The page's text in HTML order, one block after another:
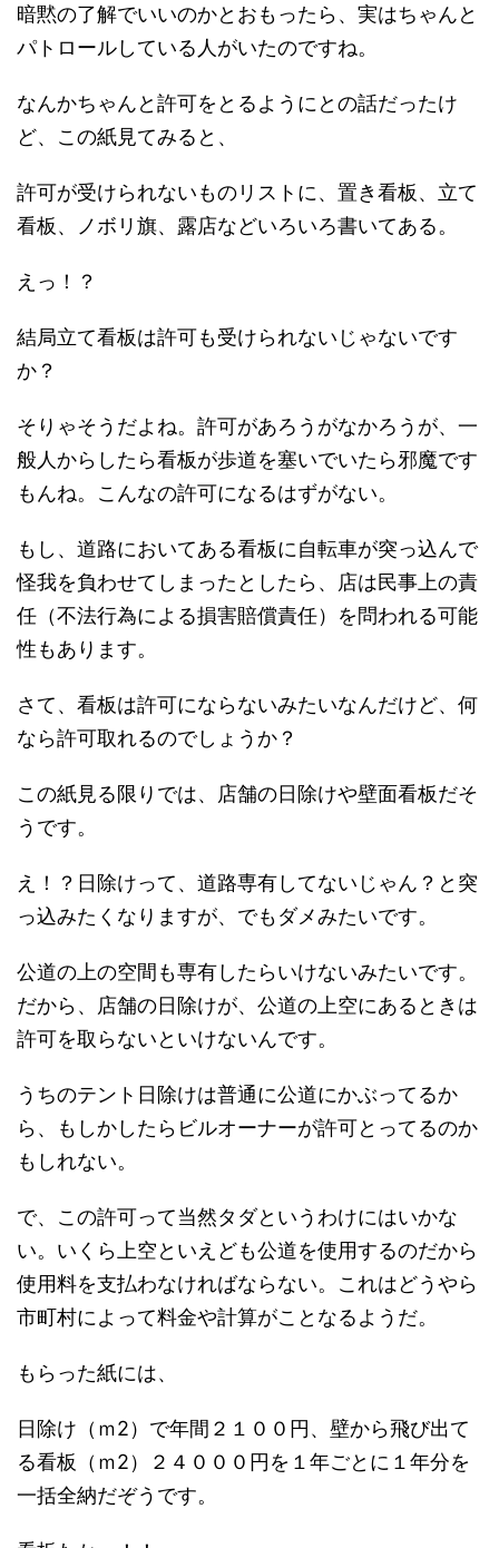
暗黙の了解でいいのかとおもったら、実はちゃんと
パトロールしている人がいたのですね。
なんかちゃんと許可をとるようにとの話だったけ
ど、この紙見てみると、
許可が受けられないものリストに、置き看板、立て
看板、ノボリ旗、露店などいろいろ書いてある。
えっ！？
結局立て看板は許可も受けられないじゃないです
か？
そりゃそうだよね。許可があろうがなかろうが、一
般人からしたら看板が歩道を塞いでいたら邪魔です
もんね。こんなの許可になるはずがない。
もし、道路においてある看板に自転車が突っ込んで
怪我を負わせてしまったとしたら、店は民事上の責
任（不法行為による損害賠償責任）を問われる可能
性もあります。
さて、看板は許可にならないみたいなんだけど、何
なら許可取れるのでしょうか？
この紙見る限りでは、店舗の日除けや壁面看板だそ
うです。
え！？日除けって、道路専有してないじゃん？と突
っ込みたくなりますが、でもダメみたいです。
公道の上の空間も専有したらいけないみたいです。
だから、店舗の日除けが、公道の上空にあるときは
許可を取らないといけないんです。
うちのテント日除けは普通に公道にかぶってるか
ら、もしかしたらビルオーナーが許可とってるのか
もしれない。
で、この許可って当然タダというわけにはいかな
い。いくら上空といえども公道を使用するのだから
使用料を支払わなければならない。これはどうやら
市町村によって料金や計算がことなるようだ。
もらった紙には、
日除け（ｍ2）で年間２１００円、壁から飛び出て
る看板（ｍ2）２４０００円を１年ごとに１年分を
一括全納だぞうです。